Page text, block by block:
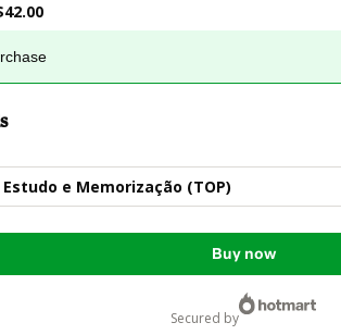
Estudo e Memorização (TOP)
Buy now
secured by